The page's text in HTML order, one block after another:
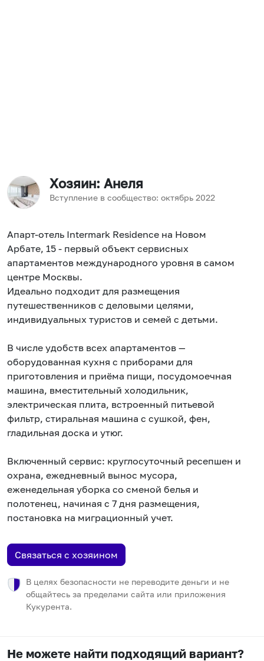
Хозяин: Анеля
Вступление в сообщество: октябрь 2022
Апарт-отель Intermark Residence на Новом
Арбате, 15 - первый объект сервисных
апартаментов международного уровня в самом
центре Москвы.
Идеально подходит для размещения
путешественников с деловыми целями,
индивидуальных туристов и семей с детьми.
В числе удобств всех апартаментов —
оборудованная кухня с приборами для
приготовления и приёма пищи, посудомоечная
машина, вместительный холодильник,
электрическая плита, встроенный питьевой
фильтр, стиральная машина с сушкой, фен,
гладильная доска и утюг.
Включенный сервис: круглосуточный ресепшен и
охрана, ежедневный вынос мусора,
еженедельная уборка со сменой белья и
полотенец, начиная с 7 дня размещения,
постановка на миграционный учет.
Связаться с хозяином
В целях безопасности не переводите деньги и не
общайтесь за пределами сайта или приложения
Кукурента.
Не можете найти подходящий вариант?